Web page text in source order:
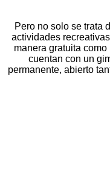
Pero no solo se trata
actividades
manera gratuita
cuentan con un
permanente, abierto